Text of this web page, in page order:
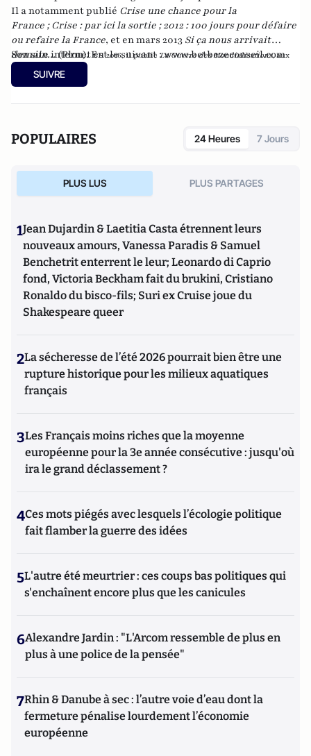
Il a notamment publié Crise une chance pour la
France ; Crise : par ici la sortie ; 2012 : 100 jours pour défaire
ou refaire la France, et en mars 2013 Si ça nous arrivait
demain...(Plon). En2016, il publie La Guerre des Mondialisations, aux
éditions Economica
et en 2017 "La France, ce malade imaginaire"
chez le même éditeur.
Son site internet est le suivant :www.betbezeconseil.com
SUIVRE
POPULAIRES 24 Heures 7 Jours
PLUS LUS PLUS PARTAGES
1Jean Dujardin & Laetitia Casta étrennent leurs
nouveaux amours, Vanessa Paradis & Samuel
Benchetrit enterrent le leur; Leonardo di Caprio
fond, Victoria Beckham fait du brukini, Cristiano
Ronaldo du bisco-fils; Suri ex Cruise joue du
Shakespeare queer
2La sécheresse de l’été 2026 pourrait bien être une
rupture historique pour les milieux aquatiques
français
3Les Français moins riches que la moyenne
européenne pour la 3e année consécutive : jusqu'où
ira le grand déclassement ?
4Ces mots piégés avec lesquels l’écologie politique
fait flamber la guerre des idées
5L'autre été meurtrier : ces coups bas politiques qui
s'enchaînent encore plus que les canicules
6Alexandre Jardin : "L'Arcom ressemble de plus en
plus à une police de la pensée"
7Rhin & Danube à sec : l’autre voie d’eau dont la
fermeture pénalise lourdement l’économie
européenne